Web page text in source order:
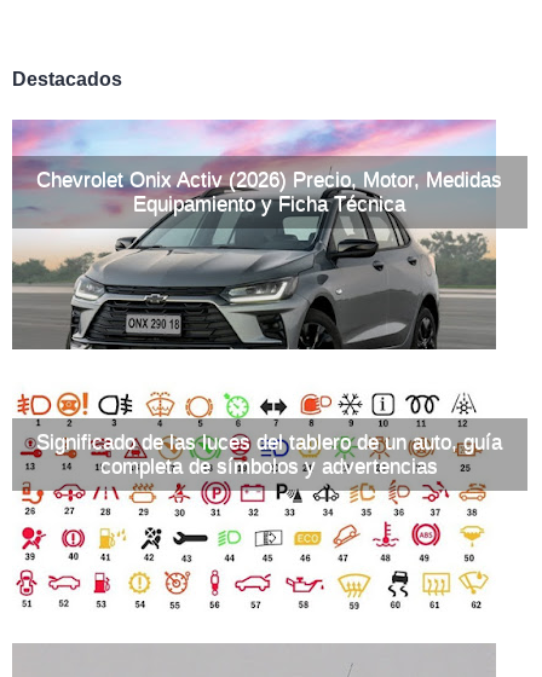
Destacados
Chevrolet Onix Activ (2026) Precio, Motor, Medidas
Equipamiento y Ficha Técnica
Significado de las luces del tablero de un auto, guía
completa de símbolos y advertencias